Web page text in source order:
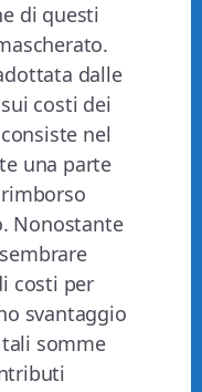
di questi
dalle
costi dei
nel
una parte
Nonostante
costi per
svantaggio
somme